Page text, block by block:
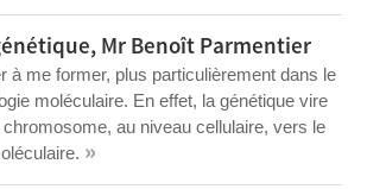
Mr Benoît Parmentier
à me former, plus particulièrement dans le
moléculaire. En effet, la génétique vire
au niveau cellulaire, vers le
»